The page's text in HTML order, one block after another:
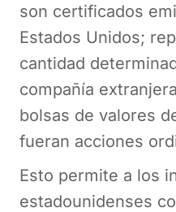
son certificados
Estados Unidos;
cantidad
compañía
bolsas de valores
fueran acciones
Esto permite a los
estadounidenses